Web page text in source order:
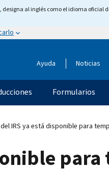
al inglés como el idioma oficial
Ayuda Noticias
Formularios
IRS ya está disponible para